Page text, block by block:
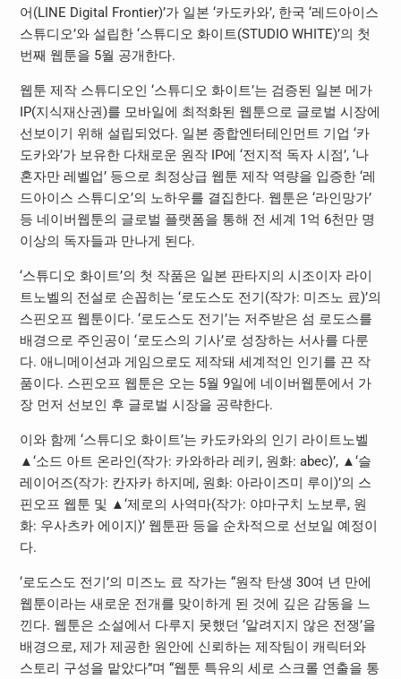
어(LINE Digital Frontier)’가 일본 ‘카도카와’, 한국 ‘레드아이스
스튜디오’와 설립한 ‘스튜디오 화이트(STUDIO WHITE)’의 첫
번째 웹툰을 5월 공개한다.
웹툰 제작 스튜디오인 ‘스튜디오 화이트’는 검증된 일본 메가
IP(지식재산권)를 모바일에 최적화된 웹툰으로 글로벌 시장에
선보이기 위해 설립되었다. 일본 종합엔터테인먼트 기업 ‘카
도카와’가 보유한 다채로운 원작 IP에 ‘전지적 독자 시점’, ‘나
혼자만 레벨업’ 등으로 최정상급 웹툰 제작 역량을 입증한 ‘레
드아이스 스튜디오’의 노하우를 결집한다. 웹툰은 ‘라인망가’
등 네이버웹툰의 글로벌 플랫폼을 통해 전 세계 1억 6천만 명
이상의 독자들과 만나게 된다.
‘스튜디오 화이트’의 첫 작품은 일본 판타지의 시조이자 라이
트노벨의 전설로 손꼽히는 ‘로도스도 전기(작가: 미즈노 료)’의
스핀오프 웹툰이다. ‘로도스도 전기’는 저주받은 섬 로도스를
배경으로 주인공이 ‘로도스의 기사’로 성장하는 서사를 다룬
다. 애니메이션과 게임으로도 제작돼 세계적인 인기를 끈 작
품이다. 스핀오프 웹툰은 오는 5월 9일에 네이버웹툰에서 가
장 먼저 선보인 후 글로벌 시장을 공략한다.
이와 함께 ‘스튜디오 화이트’는 카도카와의 인기 라이트노벨
▲‘소드 아트 온라인(작가: 카와하라 레키, 원화: abec)’, ▲‘슬
레이어즈(작가: 칸자카 하지메, 원화: 아라이즈미 루이)’의 스
핀오프 웹툰 및 ▲‘제로의 사역마(작가: 야마구치 노보루, 원
화: 우사츠카 에이지)’ 웹툰판 등을 순차적으로 선보일 예정이
다.
‘로도스도 전기’의 미즈노 료 작가는 “원작 탄생 30여 년 만에
웹툰이라는 새로운 전개를 맞이하게 된 것에 깊은 감동을 느
낀다. 웹툰은 소설에서 다루지 못했던 ‘알려지지 않은 전쟁’을
배경으로, 제가 제공한 원안에 신뢰하는 제작팀이 캐릭터와
스토리 구성을 맡았다”며 “웹툰 특유의 세로 스크롤 연출을 통